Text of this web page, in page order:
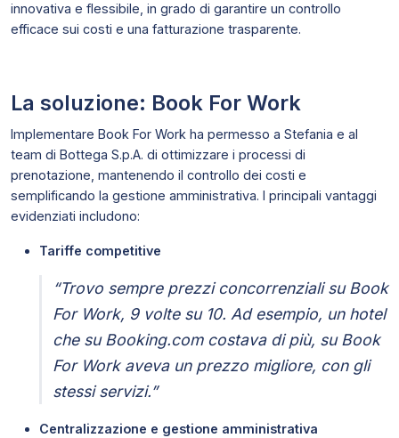
innovativa e flessibile, in grado di garantire un controllo
efficace sui costi e una fatturazione trasparente.
La soluzione: Book For Work
Implementare Book For Work ha permesso a Stefania e al
team di Bottega S.p.A. di ottimizzare i processi di
prenotazione, mantenendo il controllo dei costi e
semplificando la gestione amministrativa. I principali vantaggi
evidenziati includono:
Tariffe competitive
“Trovo sempre prezzi concorrenziali su Book
For Work, 9 volte su 10. Ad esempio, un hotel
che su Booking.com costava di più, su Book
For Work aveva un prezzo migliore, con gli
stessi servizi.”
Centralizzazione e gestione amministrativa